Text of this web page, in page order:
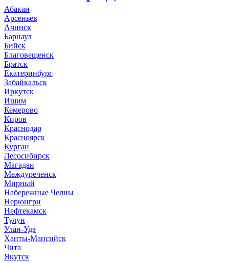
Абакан
Арсеньев
Ачинск
Барнаул
Бийск
Благовещенск
Братск
Екатеринбург
Забайкальск
Иркутск
Ишим
Кемерово
Киров
Краснодар
Красноярск
Курган
Лесосибирск
Магадан
Междуреченск
Мирный
Набережные Челны
Нерюнгри
Нефтекамск
Тулун
Улан-Удэ
Ханты-Мансийск
Чита
Якутск